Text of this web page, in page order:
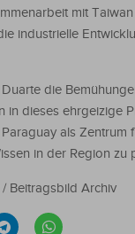
mit
industrielle
die
in dieses ehrgeizige
als Zentrum
in der Region zu
Beitragsbild Archiv